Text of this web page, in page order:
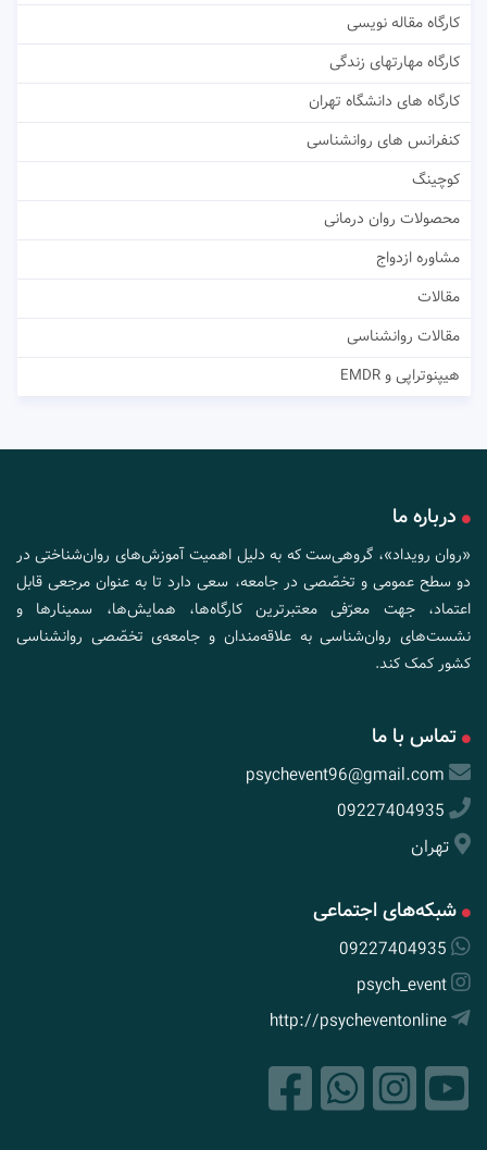
کارگاه مقاله نویسی
کارگاه مهارتهای زندگی
کارگاه های دانشگاه تهران
کنفرانس های روانشناسی
کوچینگ
محصولات روان درمانی
مشاوره ازدواج
مقالات
مقالات روانشناسی
هیپنوتراپی و EMDR
درباره ما
«روان رویداد»، گروهی‌ست که به دلیل اهمیت آموزش‌های روان‌شناختی در
دو سطح عمومی و تخصّصی در جامعه، سعی دارد تا به عنوان مرجعی قابل
اعتماد، جهت معرّفی معتبرترین کارگاه‌ها، همایش‌ها، سمینارها و
نشست‌های روان‌شناسی به علاقه‌مندان و جامعه‌ی تخصّصی روانشناسی
کشور کمک کند.
تماس با ما
psychevent96@gmail.com
09227404935
تهران
شبکه‌های اجتماعی
09227404935
psych_event
http://psycheventonline